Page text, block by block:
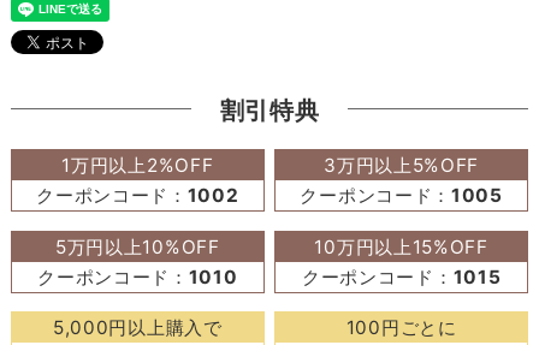
割引特典
1万円以上2%OFF
クーポンコード： 1002
3万円以上5%OFF
クーポンコード：1005
5万円以上10%OFF
クーポンコード： 1010
10万円以上15%OFF
クーポンコード： 1015
5,000円以上購入で
100円ごとに